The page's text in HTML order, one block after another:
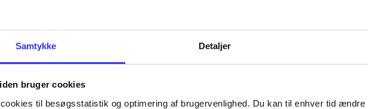
Samtykke Detaljer
bruger cookies
til besøgsstatistik og optimering af brugervenlighed. Du kan til enhver tid